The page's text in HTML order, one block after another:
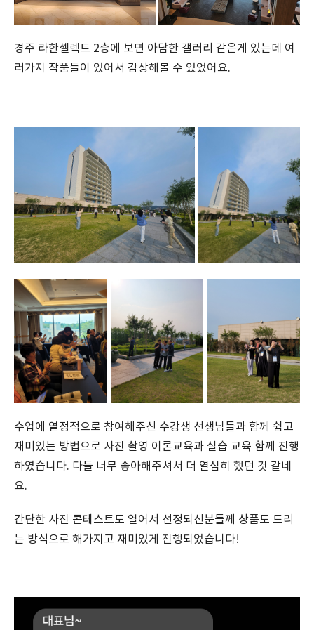
경주 라한셀렉트 2층에 보면 아담한 갤러리 같은게 있는데 여
러가지 작품들이 있어서 감상해볼 수 있었어요.
수업에 열정적으로 참여해주신 수강생 선생님들과 함께 쉽고
재미있는 방법으로 사진 촬영 이론교육과 실습 교육 함께 진행
하였습니다. 다들 너무 좋아해주셔서 더 열심히 했던 것 같네
요.
간단한 사진 콘테스트도 열어서 선정되신분들께 상품도 드리
는 방식으로 해가지고 재미있게 진행되었습니다!